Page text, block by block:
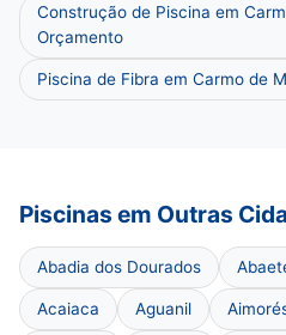
Construção de Piscina em
Orçamento
Piscina de Fibra em Carmo de
Piscinas em Outras
Abadia dos Dourados
Acaiaca Aguanil